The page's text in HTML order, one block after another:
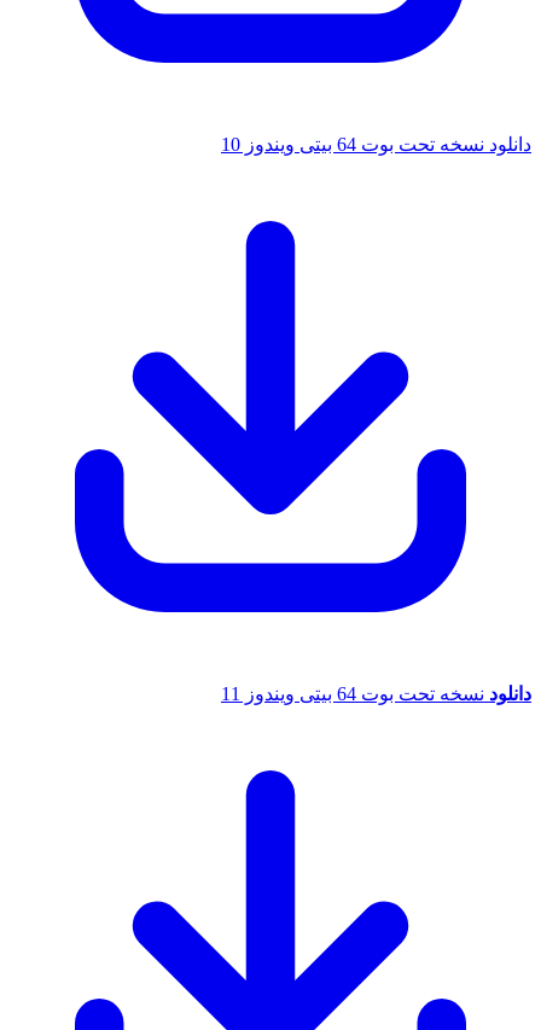
نسخه تحت بوت 64 بیتی ویندوز 10
نسخه تحت بوت 64 بیتی ویندوز 11